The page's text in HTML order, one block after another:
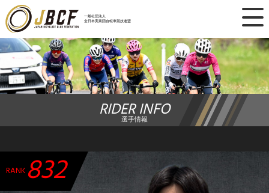
一般社団法人
全日本実業団自転車競技連盟
×
ニュース
レース日程
ランキング
チーム・選手
RIDER INFO
選手情報
RANK 832